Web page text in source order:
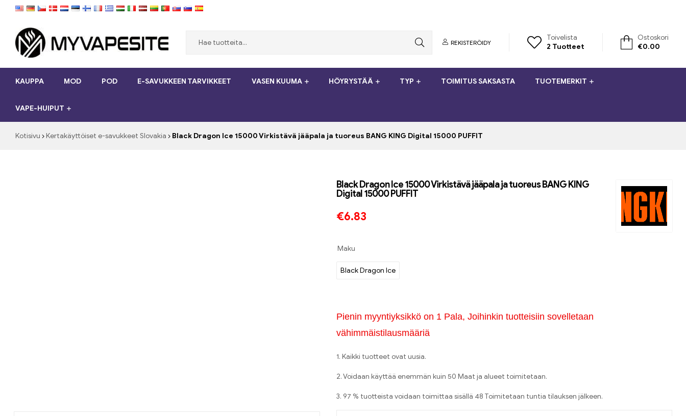
Myvapesite.de
savukkeet
halpaa
verkossa
REKISTERÖIDY
Toivelista
2 Tuotteet
Ostoskori
€0.00
KAUPPA MOD POD E-SAVUKKEEN TARVIKKEET VASEN KUUMA HÖYRYSTÄÄ TYP TOIMITUS SAKSASTA TUOTEMERKIT
VAPE-HUIPUT
Kotisivu Kertakäyttöiset e-savukkeet Slovakia Black Dragon Ice 15000 Virkistävä jääpala ja tuoreus BANG KING Digital 15000 PUFFIT
Black Dragon Ice 15000 Virkistävä jääpala ja tuoreus BANG KING
Digital 15000 PUFFIT
€6.83
Maku
Black Dragon Ice
Pienin myyntiyksikkö on 1 Pala, Joihinkin tuotteisiin sovelletaan
vähimmäistilausmääriä
1. Kaikki tuotteet ovat uusia.
2. Voidaan käyttää enemmän kuin 50 Maat ja alueet toimitetaan.
3. 97 % tuotteista voidaan toimittaa sisällä 48 Toimitetaan tuntia tilauksen jälkeen.